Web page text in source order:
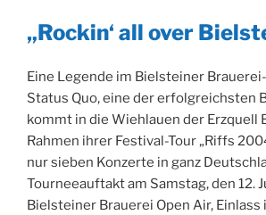
„Rockin‘ all over
Eine Legende im Bielsteiner
Status Quo, eine der erfolgreichsten
kommt in die Wiehlauen der Erzquell
Rahmen ihrer Festival-Tour „Riffs
nur sieben Konzerte in ganz
Tourneeauftakt am Samstag, den 12.
Bielsteiner Brauerei Open Air, Einlass